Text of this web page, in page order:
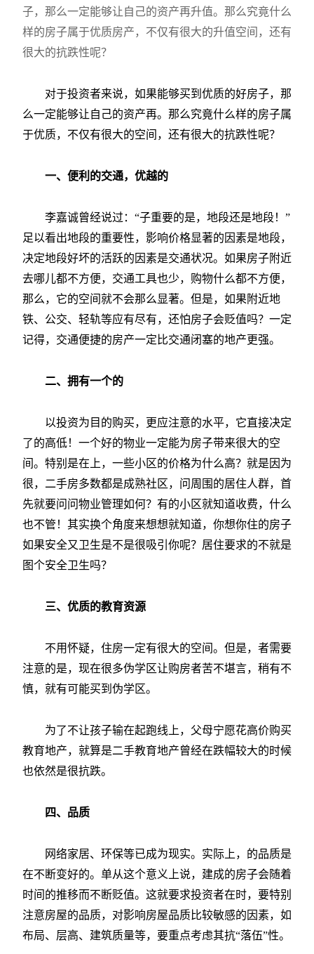
子，那么一定能够让自己的资产再升值。那么究竟什么
样的房子属于优质房产，不仅有很大的升值空间，还有
很大的抗跌性呢？
对于投资者来说，如果能够买到优质的好房子，那
么一定能够让自己的资产再。那么究竟什么样的房子属
于优质，不仅有很大的空间，还有很大的抗跌性呢？
一、便利的交通，优越的
李嘉诚曾经说过：“子重要的是，地段还是地段！”
足以看出地段的重要性，影响价格显著的因素是地段，
决定地段好坏的活跃的因素是交通状况。如果房子附近
去哪儿都不方便，交通工具也少，购物什么都不方便，
那么，它的空间就不会那么显著。但是，如果附近地
铁、公交、轻轨等应有尽有，还怕房子会贬值吗？一定
记得，交通便捷的房产一定比交通闭塞的地产更强。
二、拥有一个的
以投资为目的购买，更应注意的水平，它直接决定
了的高低！一个好的物业一定能为房子带来很大的空
间。特别是在上，一些小区的价格为什么高？就是因为
很，二手房多数都是成熟社区，问周围的居住人群，首
先就要问问物业管理如何？有的小区就知道收费，什么
也不管！其实换个角度来想想就知道，你想你住的房子
如果安全又卫生是不是很吸引你呢？居住要求的不就是
图个安全卫生吗？
三、优质的教育资源
不用怀疑，住房一定有很大的空间。但是，者需要
注意的是，现在很多伪学区让购房者苦不堪言，稍有不
慎，就有可能买到伪学区。
为了不让孩子输在起跑线上，父母宁愿花高价购买
教育地产，就算是二手教育地产曾经在跌幅较大的时候
也依然是很抗跌。
四、品质
网络家居、环保等已成为现实。实际上，的品质是
在不断变好的。单从这个意义上说，建成的房子会随着
时间的推移而不断贬值。这就要求投资者在时，要特别
注意房屋的品质，对影响房屋品质比较敏感的因素，如
布局、层高、建筑质量等，要重点考虑其抗“落伍”性。